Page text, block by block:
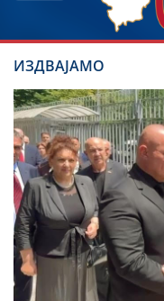
ИЗДВАЈАМО